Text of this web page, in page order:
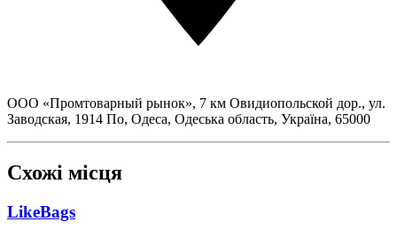
ООО «Промтоварный рынок», 7 км Овидиопольской дор., ул.
Заводская, 1914 По, Одеса, Одеська область, Україна, 65000
Схожі місця
LikeBags